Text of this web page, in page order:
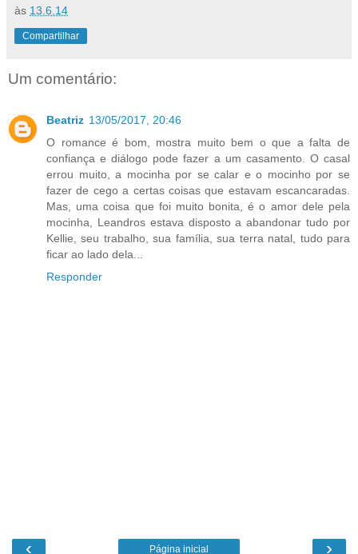
às 13.6.14
Compartilhar
Um comentário:
Beatriz 13/05/2017, 20:46
O romance é bom, mostra muito bem o que a falta de
confiança e diálogo pode fazer a um casamento. O casal
errou muito, a mocinha por se calar e o mocinho por se
fazer de cego a certas coisas que estavam escancaradas.
Mas, uma coisa que foi muito bonita, é o amor dele pela
mocinha, Leandros estava disposto a abandonar tudo por
Kellie, seu trabalho, sua família, sua terra natal, tudo para
ficar ao lado dela...
Responder
‹ ›
Página inicial